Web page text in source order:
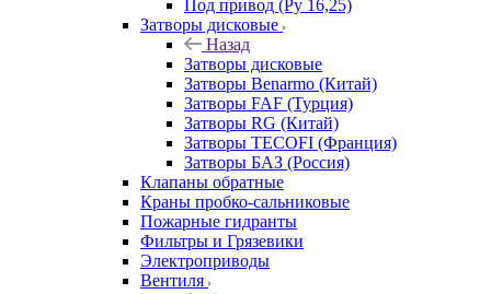
Под привод (Ру 16,25)
Затворы дисковые
Назад
Затворы дисковые
Затворы Benarmo (Китай)
Затворы FAF (Турция)
Затворы RG (Китай)
Затворы TECOFI (Франция)
Затворы БАЗ (Россия)
Клапаны обратные
Краны пробко-сальниковые
Пожарные гидранты
Фильтры и Грязевики
Электроприводы
Вентиля